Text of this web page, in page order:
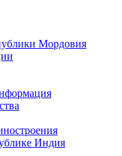
Мордовия
Индия